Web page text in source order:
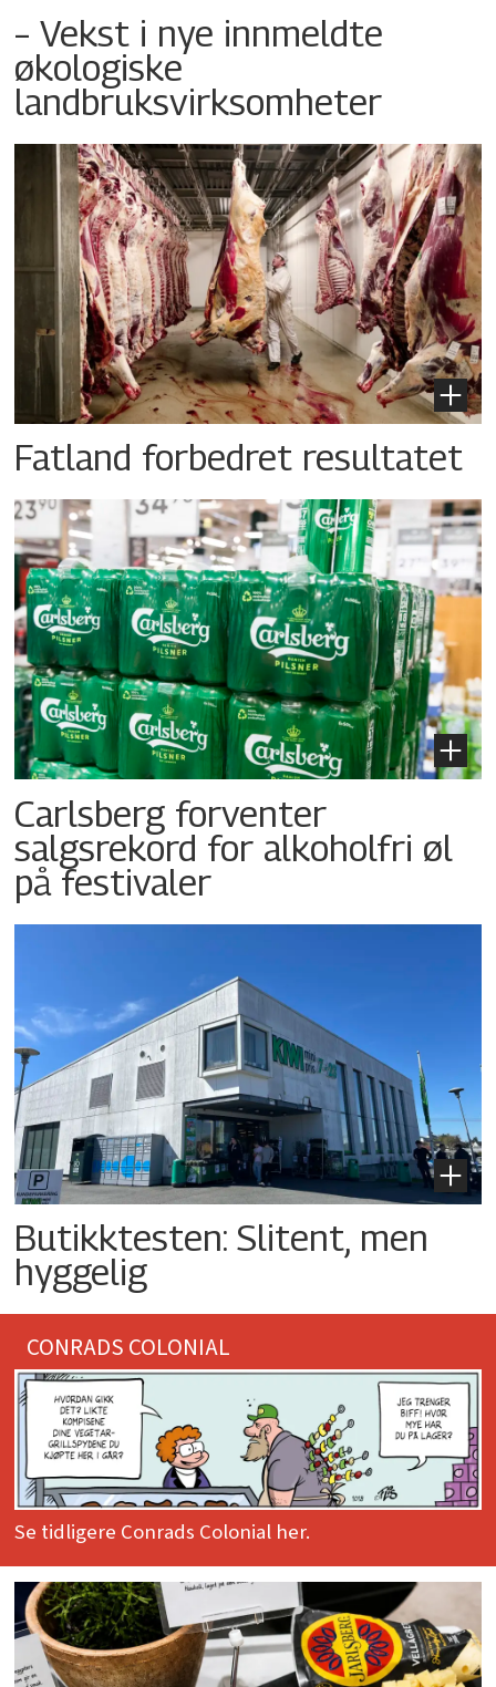
– Vekst i nye innmeldte
økologiske
landbruksvirksomheter
Fatland forbedret resultatet
Carlsberg forventer
salgsrekord for alkoholfri øl
på festivaler
Butikktesten: Slitent, men
hyggelig
CONRADS COLONIAL
Se tidligere Conrads Colonial her.